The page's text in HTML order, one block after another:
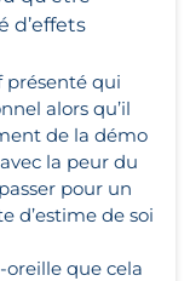
d’effets
présenté qui
alors qu’il
de la démo
la peur du
pour un
d’estime de soi
oreille que cela